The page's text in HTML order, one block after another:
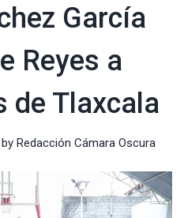
García
Reyes a
de Tlaxcala
by Redacción Cámara Oscura